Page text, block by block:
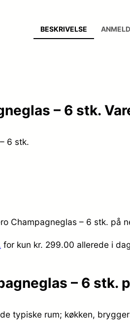
BESKRIVELSE
– 6 stk.
6 stk.
Champagneglas – 6 stk.
for kun kr. 299.00 allerede i
– 6 stk.
typiske rum; køkken,